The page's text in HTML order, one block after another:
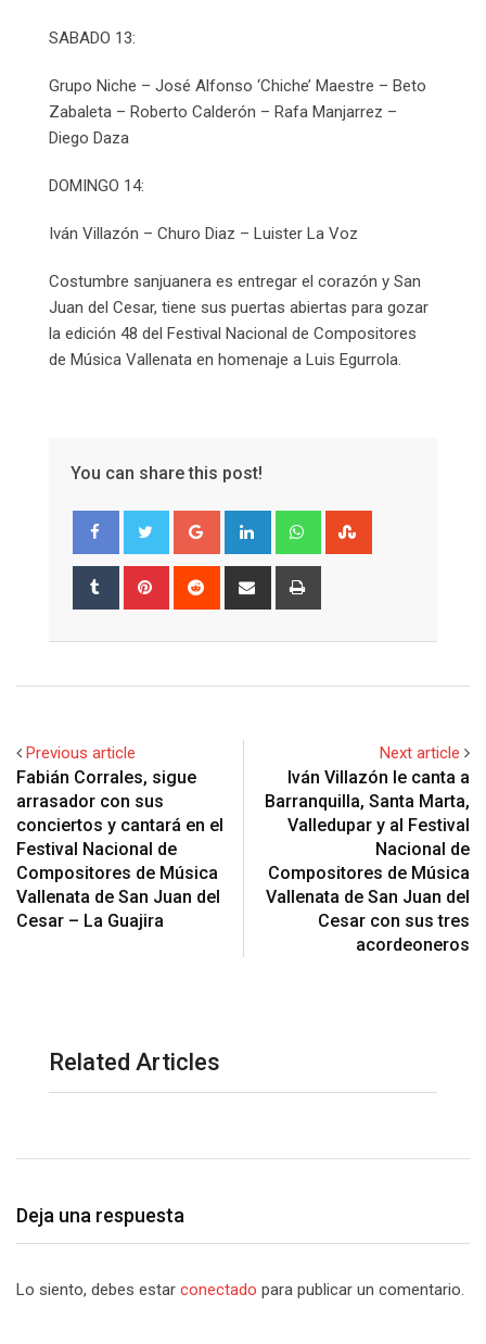
SABADO 13:
Grupo Niche – José Alfonso ‘Chiche’ Maestre – Beto
Zabaleta – Roberto Calderón – Rafa Manjarrez –
Diego Daza
DOMINGO 14:
Iván Villazón – Churo Diaz – Luister La Voz
Costumbre sanjuanera es entregar el corazón y San
Juan del Cesar, tiene sus puertas abiertas para gozar
la edición 48 del Festival Nacional de Compositores
de Música Vallenata en homenaje a Luis Egurrola.
You can share this post!
Google+ LinkedIn Whatsapp
Tumblr Pinterest Reddit
Share
Previous article
Fabián Corrales, sigue
arrasador con sus
conciertos y cantará en el
Festival Nacional de
Compositores de Música
Vallenata de San Juan del
Cesar – La Guajira
Next article
Iván Villazón le canta a
Barranquilla, Santa Marta,
Valledupar y al Festival
Nacional de
Compositores de Música
Vallenata de San Juan del
Cesar con sus tres
acordeoneros
Related Articles
Deja una respuesta
Lo siento, debes estar conectado para publicar un comentario.